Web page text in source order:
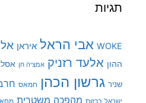
תגיות
WOKE אבי הראל איראן
ההון אלעד רזניק אמציה חן
שניר גרשון הכהן חמאס
ישראל כרזות מהפכה משטרית